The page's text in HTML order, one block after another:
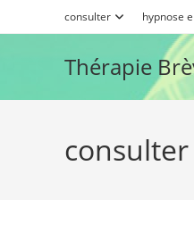
to
consulter hypnose
Thérapie
consulter